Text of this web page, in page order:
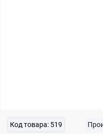
Код товара: 519